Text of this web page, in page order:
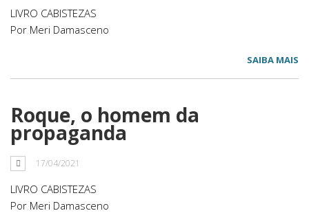
LIVRO CABISTEZAS
Por Meri Damasceno
SAIBA MAIS
Roque, o homem da
propaganda
17/04/2021
LIVRO CABISTEZAS
Por Meri Damasceno